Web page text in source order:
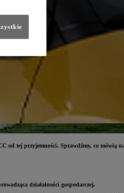
od tej przyjemności. Sprawdźmy, co mówią
działalności gospodarczej.